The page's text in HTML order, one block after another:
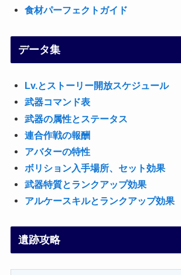
食材パーフェクトガイド
データ集
Lv.とストーリー開放スケジュール
武器コマンド表
武器の属性とステータス
連合作戦の報酬
アバターの特性
ボリション入手場所、セット効果
武器特質とランクアップ効果
アルケースキルとランクアップ効果
遺跡攻略